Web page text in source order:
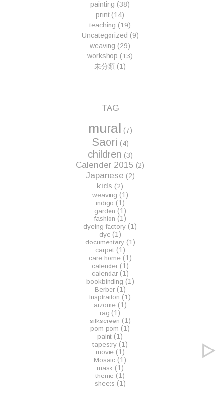
painting (38)
print (14)
teaching (19)
Uncategorized (9)
weaving (29)
workshop (13)
未分類 (1)
TAG
mural (7)
Saori (4)
children (3)
Calender 2015 (2)
Japanese (2)
kids (2)
weaving (1)
indigo (1)
garden (1)
fashion (1)
dyeing factory (1)
dye(1)
documentary(1)
carpet(1)
care home(1)
calender(1)
calendar(1)
bookbinding (1)
Berber(1)
inspiration (1)
aizome(1)
rag (1)
silkscreen (1)
pom pom (1)
paint (1)
tapestry (1)
movie(1)
Mosaic (1)
mask (1)
theme (1)
sheets (1)